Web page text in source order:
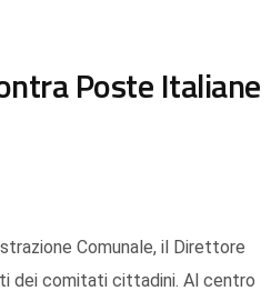
Poste Italiane
Comunale, il Direttore
dei comitati cittadini. Al centro